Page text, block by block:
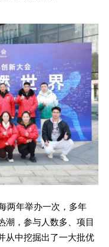
年举办一次，多年
潮，参与人数多、项目
从中挖掘出了一大批优